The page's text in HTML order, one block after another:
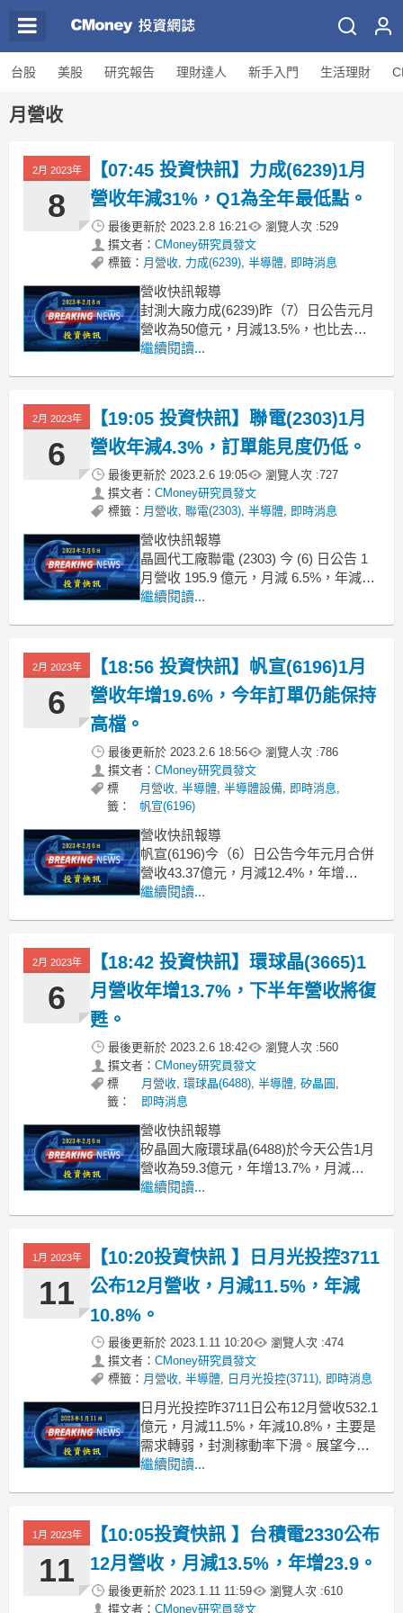
台股 美股 研究報告 理財達人 新手入門 生活理財
月營收
2月 2023年
8
【07:45 投資快訊】力成(6239)1月
營收年減31%，Q1為全年最低點。
最後更新於 2023.2.8 16:21 瀏覽人次 :529
撰文者： CMoney研究員發文
標籤： 月營收, 力成(6239), 半導體, 即時消息
營收快訊報導
封測大廠力成(6239)昨（7）日公告元月
營收為50億元，月減13.5%，也比去年
同期減少約31%；旗下超豐單月營收
公司說法是從Q1以後營收將逐季成長，
但由於目前營收水位已跌落至2019年
初，營收不僅要成長還須大
繼續閱讀...
2月 2023年
6
【19:05 投資快訊】聯電(2303)1月
營收年減4.3%，訂單能見度仍低。
最後更新於 2023.2.6 19:05 瀏覽人次 :727
撰文者： CMoney研究員發文
標籤： 月營收, 聯電(2303), 半導體, 即時消息
營收快訊報導
晶圓代工廠聯電 (2303) 今 (6) 日公告 1
月營收 195.9 億元，月減 6.5%，年減
4.3%，探 15 個月以來低點。主要為農
降至70%，預計下半年隨著庫存去化，
需求能逐步回溫。
評論
繼續閱讀...
2月 2023年
6
【18:56 投資快訊】帆宣(6196)1月
營收年增19.6%，今年訂單仍能保持
高檔。
最後更新於 2023.2.6 18:56 瀏覽人次 :786
撰文者： CMoney研究員發文
標
籤：
月營收, 半導體, 半導體設備, 即時消息,
帆宣(6196)
營收快訊報導
帆宣(6196)今（6）日公告今年元月合併
營收43.37億元，月減12.4%，年增
19.6%。 2022年營收創歷史新高的帆
放長假影響。
評論
雖然半導體市場景氣低迷，台積電今年
繼續閱讀...
2月 2023年
6
【18:42 投資快訊】環球晶(3665)1
月營收年增13.7%，下半年營收將復
甦。
最後更新於 2023.2.6 18:42 瀏覽人次 :560
撰文者： CMoney研究員發文
標
籤：
月營收, 環球晶(6488), 半導體, 矽晶圓 ,
即時消息
營收快訊報導
矽晶圓大廠環球晶(6488)於今天公告1月
營收為59.3億元，年增13.7%，月減
1.9%，月減原因主要是受到農曆春節影
供彈性協助，但預計下半年營收將復
甦，呈現先低後高的走勢，2023年仍然
會是正成長的一年。
繼續閱讀...
1月 2023年
11
【10:20投資快訊 】日月光投控3711
公布12月營收，月減11.5%，年減
10.8%。
最後更新於 2023.1.11 10:20 瀏覽人次 :474
撰文者： CMoney研究員發文
標籤： 月營收, 半導體, 日月光投控(3711), 即時消息
日月光投控昨3711日公布12月營收532.1
億元，月減11.5%，年減10.8%，主要是
需求轉弱，封測稼動率下滑。展望今年
日月光投控表示因整體市場趨緩，封測
了相較同業較好的績效，日月光也是高
股息標的。我們預估其2022/2023的
繼續閱讀...
1月 2023年
11
【10:05投資快訊 】台積電2330公布
12月營收，月減13.5%，年增23.9。
最後更新於 2023.1.11 11:59 瀏覽人次 :610
撰文者： CMoney研究員發文